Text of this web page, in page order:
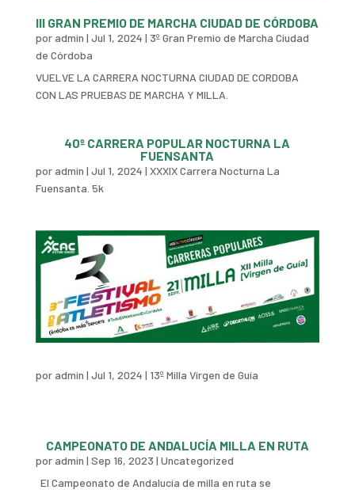
III GRAN PREMIO DE MARCHA CIUDAD DE CÓRDOBA
poradmin | Jul 1, 2024 | 3º Gran Premio de Marcha Ciudad
de Córdoba
VUELVE LA CARRERA NOCTURNA CIUDAD DE CORDOBA
CON LAS PRUEBAS DE MARCHA Y MILLA.
40º CARRERA POPULAR NOCTURNA LA
FUENSANTA
poradmin | Jul 1, 2024 | XXXIX Carrera Nocturna La
Fuensanta. 5k
poradmin | Jul 1, 2024 | 13º Milla Virgen de Guía
CAMPEONATO DE ANDALUCÍA MILLA EN RUTA
poradmin | Sep 16, 2023 | Uncategorized
El Campeonato de Andalucía de milla en ruta se